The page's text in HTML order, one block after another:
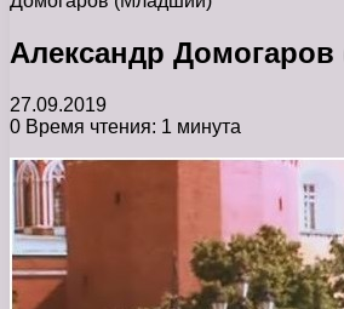
Александр
27.09.2019
0 Время чтения: 1 минута